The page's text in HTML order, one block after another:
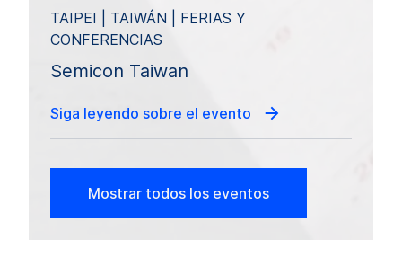
TAIPEI | TAIWÁN | FERIAS Y
CONFERENCIAS
Semicon Taiwan
Siga leyendo sobre el evento
Mostrar todos los eventos